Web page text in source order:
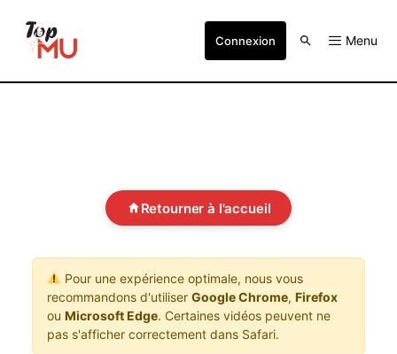
Connexion Menu
Retourner à l'accueil
Pour une expérience optimale, nous vous
recommandons d'utiliser Google Chrome, Firefox
ou Microsoft Edge. Certaines vidéos peuvent ne
pas s'afficher correctement dans Safari.